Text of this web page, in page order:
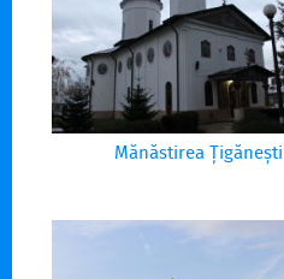
Mănăstirea Țigănești